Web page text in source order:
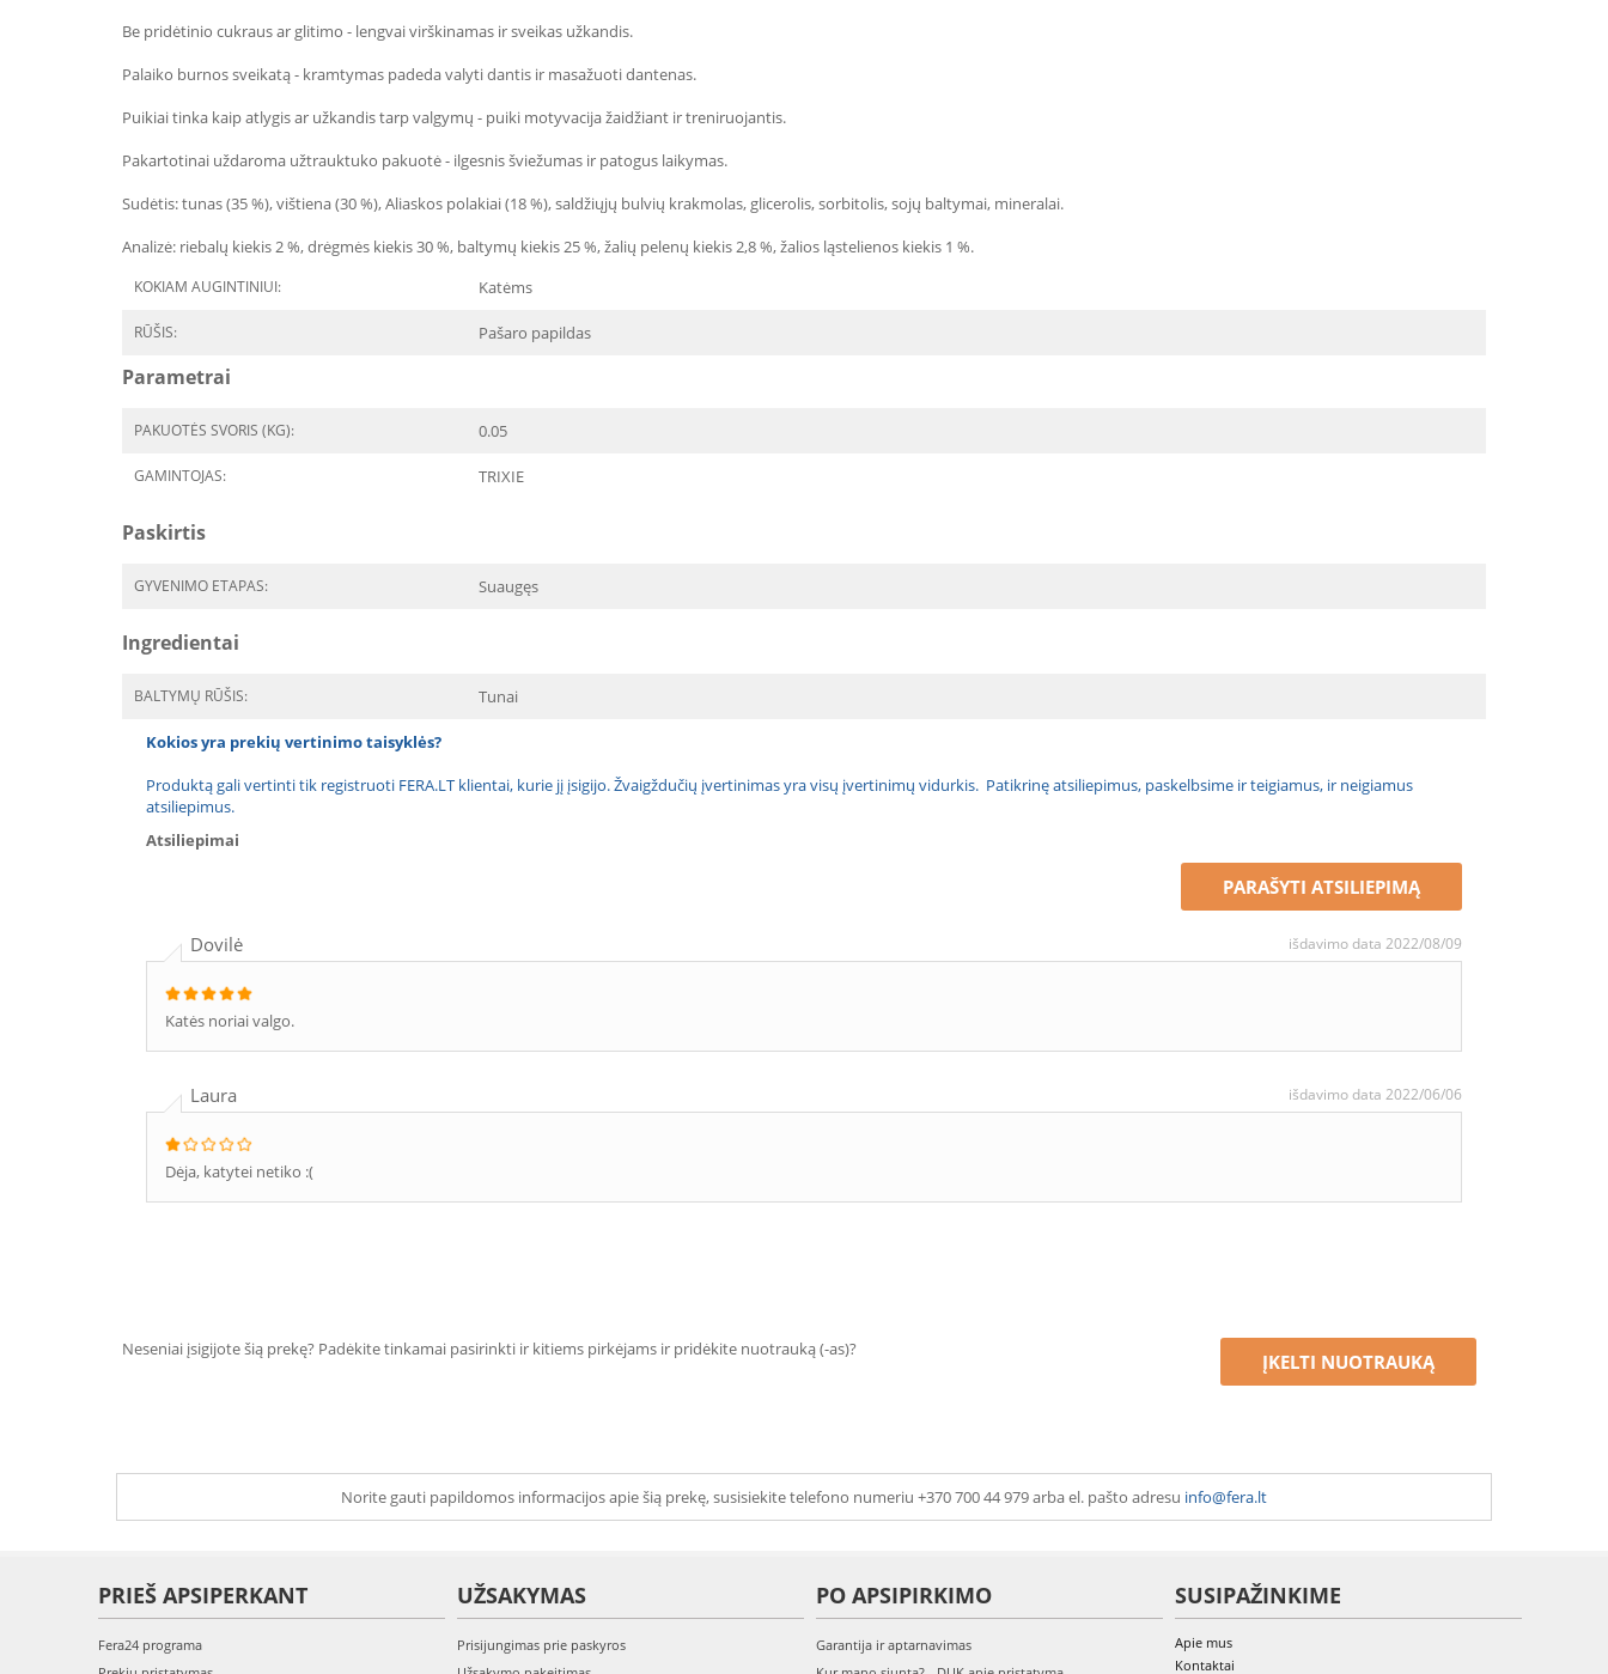
Be pridėtinio cukraus ar glitimo - lengvai virškinamas ir sveikas užkandis.
Palaiko burnos sveikatą - kramtymas padeda valyti dantis ir masažuoti dantenas.
Puikiai tinka kaip atlygis ar užkandis tarp valgymų - puiki motyvacija žaidžiant ir treniruojantis.
Pakartotinai uždaroma užtrauktuko pakuotė - ilgesnis šviežumas ir patogus laikymas.
Sudėtis: tunas (35 %), vištiena (30 %), Aliaskos polakiai (18 %), saldžiųjų bulvių krakmolas, glicerolis, sorbitolis, sojų baltymai, mineralai.
Analizė: riebalų kiekis 2 %, drėgmės kiekis 30 %, baltymų kiekis 25 %, žalių pelenų kiekis 2,8 %, žalios ląstelienos kiekis 1 %.
KOKIAM AUGINTINIUI: Katėms
RŪŠIS: Pašaro papildas
Parametrai
PAKUOTĖS SVORIS (KG): 0.05
GAMINTOJAS: TRIXIE
Paskirtis
GYVENIMO ETAPAS: Suaugęs
Ingredientai
BALTYMŲ RŪŠIS: Tunai
Kokios yra prekių vertinimo taisyklės?
Produktą gali vertinti tik registruoti FERA.LT klientai, kurie jį įsigijo. Žvaigždučių įvertinimas yra visų įvertinimų vidurkis. Patikrinę atsiliepimus, paskelbsime ir teigiamus, ir neigiamus
atsiliepimus.
Atsiliepimai
PARAŠYTI ATSILIEPIMĄ
Dovilė išdavimo data 2022/08/09
Katės noriai valgo.
Laura išdavimo data 2022/06/06
Dėja, katytei netiko :(
Neseniai įsigijote šią prekę? Padėkite tinkamai pasirinkti ir kitiems pirkėjams ir pridėkite nuotrauką (-as)?
ĮKELTI NUOTRAUKĄ
Norite gauti papildomos informacijos apie šią prekę, susisiekite telefono numeriu +370 700 44 979 arba el. pašto adresu info@fera.lt
PRIEŠ APSIPERKANT
Fera24 programa
UŽSAKYMAS
Prisijungimas prie paskyros
PO APSIPIRKIMO
Garantija ir aptarnavimas
SUSIPAŽINKIME
Apie mus
Kontaktai